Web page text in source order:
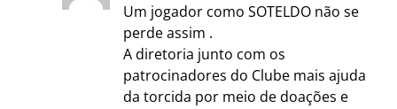
Um jogador como SOTELDO não se
perde assim .
A diretoria junto com os
patrocinadores do Clube mais ajuda
da torcida por meio de doações e